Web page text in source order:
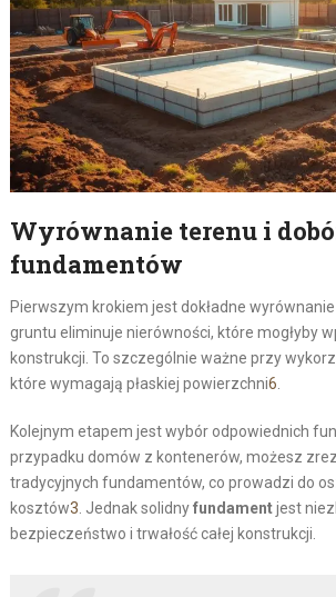
Wyrównanie terenu i
fundamentów
Pierwszym krokiem jest dokładne
gruntu eliminuje nierówności, które mogłyby
konstrukcji. To szczególnie ważne przy
które wymagają płaskiej powierzchni6.
Kolejnym etapem jest wybór odpowiednich
przypadku domów z kontenerów, możesz
tradycyjnych fundamentów, co prowadzi do
kosztów3. Jednak solidnyfundamentjest
bezpieczeństwo i trwałość całej konstrukcji.